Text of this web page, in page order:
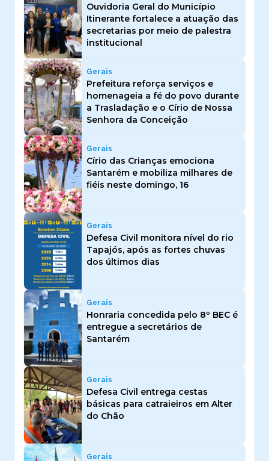
Ouvidoria Geral do Município
Itinerante fortalece a atuação das
secretarias por meio de palestra
institucional
Gerais
Prefeitura reforça serviços e
homenageia a fé do povo durante
a Trasladação e o Círio de Nossa
Senhora da Conceição
Gerais
Círio das Crianças emociona
Santarém e mobiliza milhares de
fiéis neste domingo, 16
Gerais
Defesa Civil monitora nível do rio
Tapajós, após as fortes chuvas
dos últimos dias
Gerais
Honraria concedida pelo 8º BEC é
entregue a secretários de
Santarém
Gerais
Defesa Civil entrega cestas
básicas para catraieiros em Alter
do Chão
Gerais